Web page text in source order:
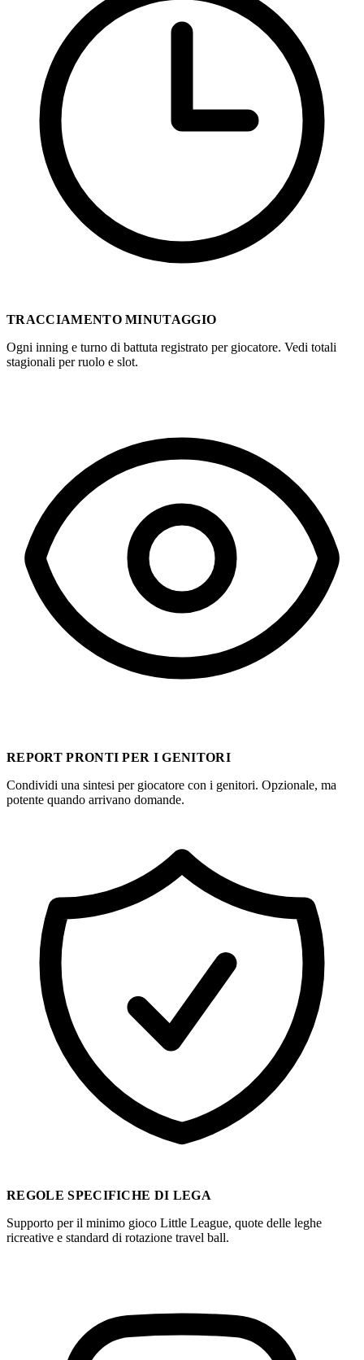
TRACCIAMENTO MINUTAGGIO
Ogni inning e turno di battuta registrato per giocatore. Vedi totali
stagionali per ruolo e slot.
REPORT PRONTI PER I GENITORI
Condividi una sintesi per giocatore con i genitori. Opzionale, ma
potente quando arrivano domande.
REGOLE SPECIFICHE DI LEGA
Supporto per il minimo gioco Little League, quote delle leghe
ricreative e standard di rotazione travel ball.